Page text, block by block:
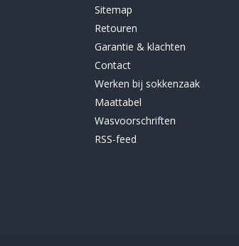
Sitemap
Retouren
Garantie & klachten
Contact
Werken bij sokkenzaak
Maattabel
Wasvoorschriften
RSS-feed